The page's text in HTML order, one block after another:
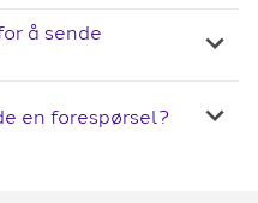
å sende
en forespørsel?